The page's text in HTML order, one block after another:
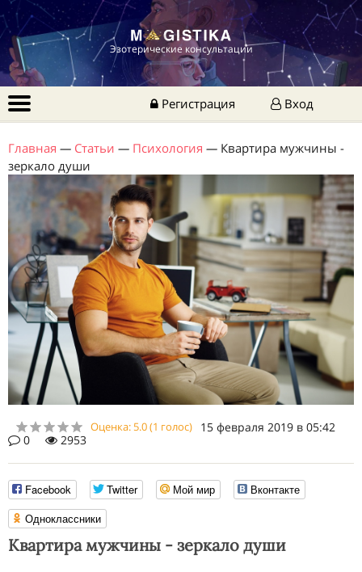
Эзотерические консультации
Регистрация Вход
Главная — Статьи — Психология — Квартира мужчины -
зеркало души
Оценка:5.0(1 голос)
15 февраля 2019 в 05:42
0
2953
Facebook Twitter Мой мир
Вконтакте
Одноклассники
Квартира мужчины - зеркало души